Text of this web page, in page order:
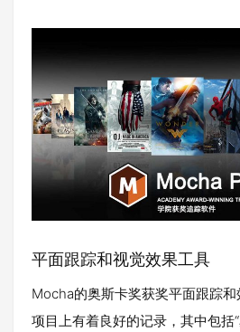
平面跟踪和视觉效果工具
Mocha的奥斯卡奖获奖平面跟踪
项目上有着良好的记录，其中包括